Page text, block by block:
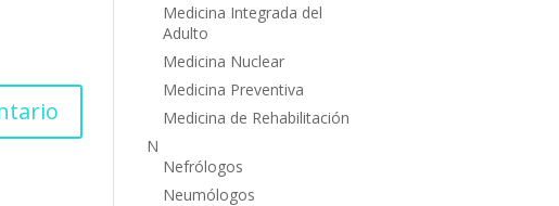
Medicina Integrada del
Adulto
Medicina Nuclear
Medicina Preventiva
Medicina de Rehabilitación
N
Nefrólogos
Neumólogos